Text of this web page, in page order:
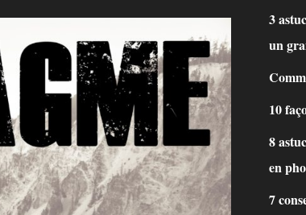
3
un
10
8
en
7